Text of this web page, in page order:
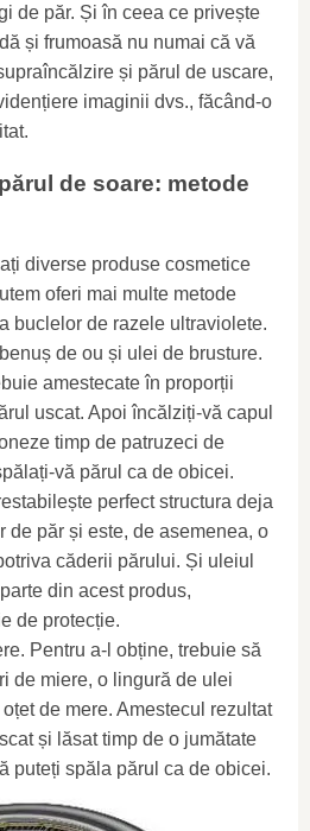
de păr. Și în ceea ce privește
și frumoasă nu numai că vă
și părul de uscare,
imaginii dvs., făcând-o
de soare: metode
diverse produse cosmetice
oferi mai multe metode
buclelor de razele ultraviolete.
de ou și ulei de brusture.
amestecate în proporții
uscat. Apoi încălziți-vă capul
timp de patruzeci de
vă părul ca de obicei.
perfect structura deja
de păr și este, de asemenea, o
căderii părului. Și uleiul
din acest produs,
de protecție.
Pentru a-l obține, trebuie să
de miere, o lingură de ulei
de mere. Amestecul rezultat
și lăsat timp de o jumătate
puteți spăla părul ca de obicei.